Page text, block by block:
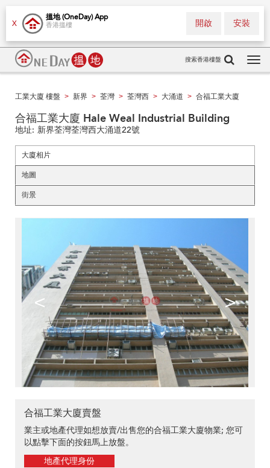
X
搵地 (OneDay) App
香港搵樓 安裝
開啟
搜索香港樓盤
工業大廈 樓盤 > 新界 > 荃灣 > 荃灣西 > 大涌道 > 合福工業大廈
合福工業大廈 Hale Weal Industrial Building
地址: 新界荃灣荃灣西大涌道22號
大廈相片
地圖
街景
< >
合福工業大廈賣盤
業主或地產代理如想放賣/出售您的合福工業大廈物業; 您可
以點擊下面的按鈕馬上放盤。
地產代理身份